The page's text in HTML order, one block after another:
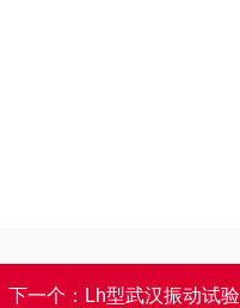
下一个： Lh型武汉振动试